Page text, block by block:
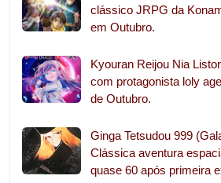
clássico JRPG da
em Outubro.
Kyouran Reijou Nia
com protagonista loly
de Outubro.
Ginga Tetsudou 999
Clássica aventura
quase 60 após primeira